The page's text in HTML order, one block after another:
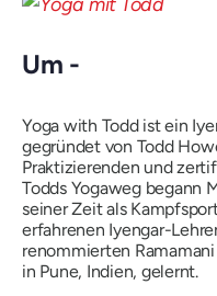
Um -
Yoga with Todd ist ein
gegründet von Todd
Praktizierenden und
Todds Yogaweg begann
seiner Zeit als
erfahrenen Iyengar-
renommierten
in Pune, Indien, gelernt.